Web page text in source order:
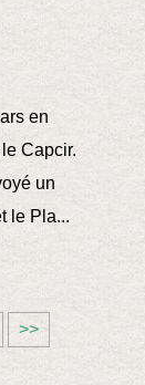
en
Capcir.
un
le Pla...
>>